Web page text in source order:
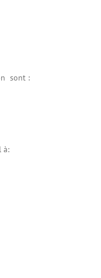
sont :
à: